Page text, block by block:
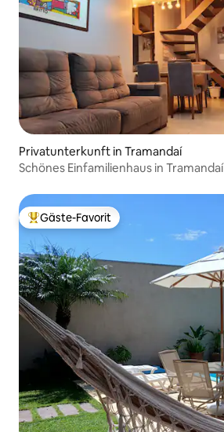
Privatunterkunft in Tramandaí
Schönes Einfamilienhaus in Tramandaí
Beliebter Gäste-Favorit.
Gäste-Favorit